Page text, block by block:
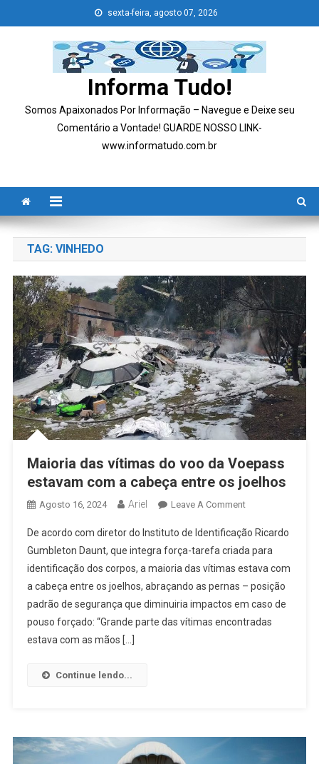
to
sexta-feira, agosto 07, 2026
Informa Tudo!
Somos Apaixonados Por Informação – Navegue e Deixe seu
Comentário a Vontade! GUARDE NOSSO LINK-
www.informatudo.com.br
TAG: VINHEDO
Maioria das vítimas do voo da Voepass
estavam com a cabeça entre os joelhos
Agosto 16, 2024 Ariel Leave A CommentOn
Das
Vítimas
Do
Voo
Da
Voepass
De acordo com diretor do Instituto de Identificação Ricardo
Gumbleton Daunt, que integra força-tarefa criada para
identificação dos corpos, a maioria das vítimas estava com
a cabeça entre os joelhos, abraçando as pernas – posição
padrão de segurança que diminuiria impactos em caso de
pouso forçado: “Grande parte das vítimas encontradas
estava com as mãos […]
Continue lendo...